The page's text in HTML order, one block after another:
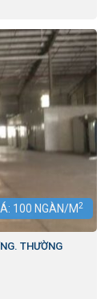
100 NGÀN/M2
THƯỜNG